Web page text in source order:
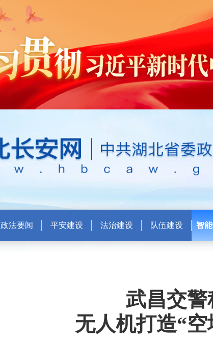
政法要闻 平安建设 法治建设 队伍建设 智
武昌交
无人机打造“